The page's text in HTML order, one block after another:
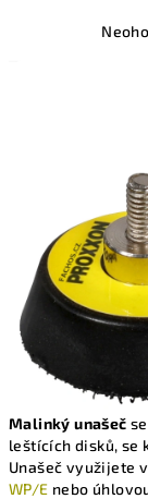
Malinký unašeč
leštících disků,
Unašeč využijete
WP/E nebo